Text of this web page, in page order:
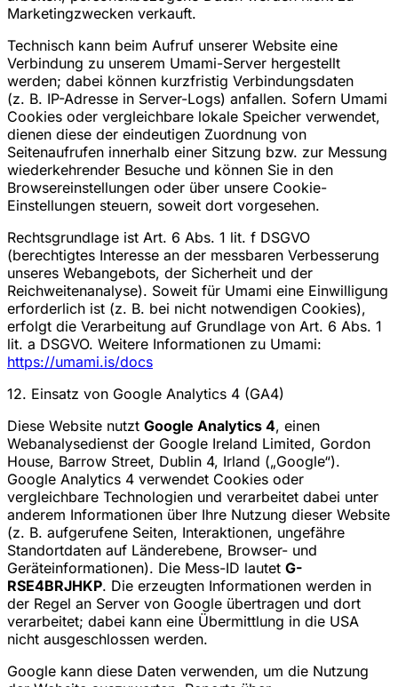
Marketingzwecken verkauft.
Technisch kann beim Aufruf unserer Website eine
Verbindung zu unserem Umami-Server hergestellt
werden; dabei können kurzfristig Verbindungsdaten
(z. B. IP-Adresse in Server-Logs) anfallen. Sofern Umami
Cookies oder vergleichbare lokale Speicher verwendet,
dienen diese der eindeutigen Zuordnung von
Seitenaufrufen innerhalb einer Sitzung bzw. zur Messung
wiederkehrender Besuche und können Sie in den
Browsereinstellungen oder über unsere Cookie-
Einstellungen steuern, soweit dort vorgesehen.
Rechtsgrundlage ist Art. 6 Abs. 1 lit. f DSGVO
(berechtigtes Interesse an der messbaren Verbesserung
unseres Webangebots, der Sicherheit und der
Reichweitenanalyse). Soweit für Umami eine Einwilligung
erforderlich ist (z. B. bei nicht notwendigen Cookies),
erfolgt die Verarbeitung auf Grundlage von Art. 6 Abs. 1
lit. a DSGVO. Weitere Informationen zu Umami:
https://umami.is/docs
12. Einsatz von Google Analytics 4 (GA4)
Diese Website nutzt Google Analytics 4, einen
Webanalysedienst der Google Ireland Limited, Gordon
House, Barrow Street, Dublin 4, Irland („Google“).
Google Analytics 4 verwendet Cookies oder
vergleichbare Technologien und verarbeitet dabei unter
anderem Informationen über Ihre Nutzung dieser Website
(z. B. aufgerufene Seiten, Interaktionen, ungefähre
Standortdaten auf Länderebene, Browser- und
Geräteinformationen). Die Mess-ID lautet G-
RSE4BRJHKP. Die erzeugten Informationen werden in
der Regel an Server von Google übertragen und dort
verarbeitet; dabei kann eine Übermittlung in die USA
nicht ausgeschlossen werden.
Google kann diese Daten verwenden, um die Nutzung